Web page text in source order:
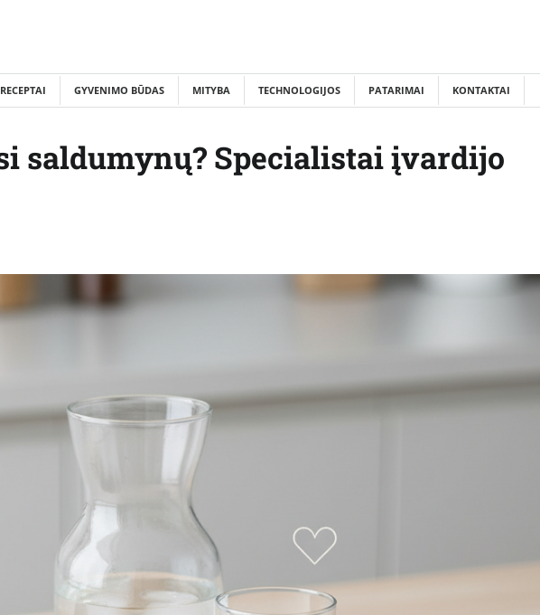
RECEPTAI GYVENIMO BŪDAS MITYBA TECHNOLOGIJOS PATARIMAI KONTAKTAI
saldumynų? Specialistai įvardijo